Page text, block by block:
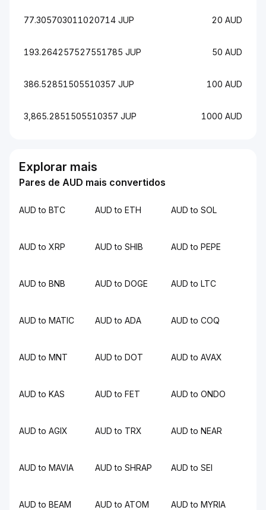
77.305703011020714 JUP 20 AUD
193.264257527551785 JUP 50 AUD
386.52851505510357 JUP 100 AUD
3,865.2851505510357 JUP 1000 AUD
Explorar mais
Pares de AUD mais convertidos
AUD to BTC AUD to ETH AUD to SOL
AUD to XRP AUD to SHIB AUD to PEPE
AUD to BNB AUD to DOGE AUD to LTC
AUD to MATIC AUD to ADA AUD to COQ
AUD to MNT AUD to DOT AUD to AVAX
AUD to KAS AUD to FET AUD to ONDO
AUD to AGIX AUD to TRX AUD to NEAR
AUD to MAVIA AUD to SHRAP AUD to SEI
AUD to BEAM AUD to ATOM AUD to MYRIA